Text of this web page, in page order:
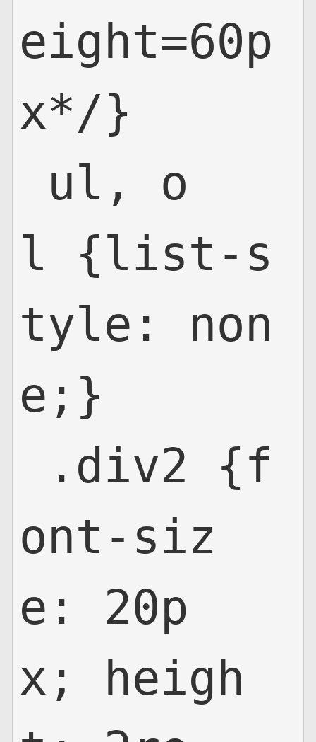
eight=60p
x*/}
ul, o
l {list-s
tyle: non
e;}
.div2 {f
ont-siz
e: 20p
x; heigh